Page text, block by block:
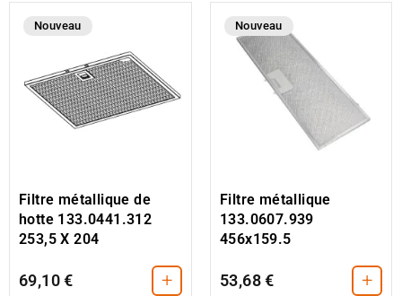
Nouveau
Filtre métallique de
hotte 133.0441.312
253,5 X 204
69,10 € +
Nouveau
Filtre métallique
133.0607.939
456x159.5
53,68 € +